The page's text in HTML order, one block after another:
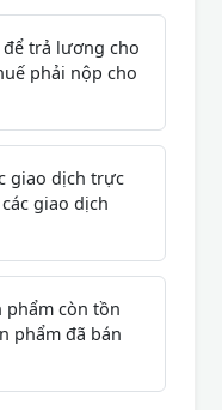
để trả lương cho
phải nộp cho
giao dịch trực
giao dịch
phẩm còn tồn
phẩm đã bán